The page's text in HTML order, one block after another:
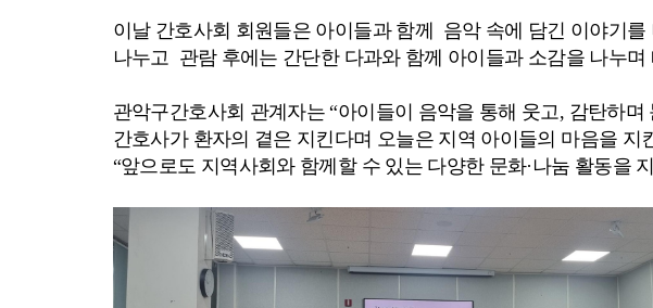
이날 간호사회 회원들은 아이들과 함께 음악 속에 담긴 이야기
나누고 관람 후에는 간단한 다과와 함께 아이들과 소감을 나누며
관악구간호사회 관계자는 “아이들이 음악을 통해 웃고, 감탄하
간호사가 환자의 곁은 지킨다며 오늘은 지역 아이들의 마음을 지
“앞으로도 지역사회와 함께할 수 있는 다양한 문화·나눔 활동을